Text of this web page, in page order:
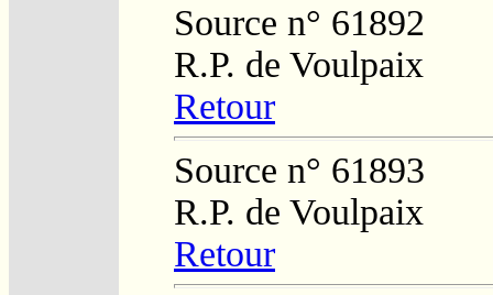
Source n° 61892
R.P. de Voulpaix
Retour
Source n° 61893
R.P. de Voulpaix
Retour